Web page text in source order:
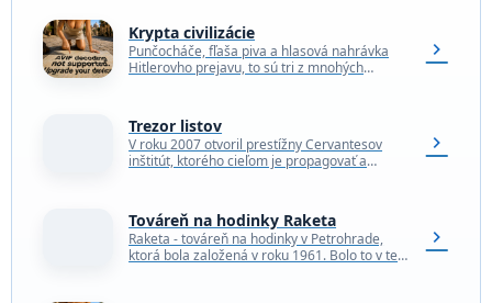
Krypta civilizácie
Punčocháče, fľaša piva a hlasová nahrávka
Hitlerovho prejavu, to sú tri z mnohých
chevron_right
Trezor listov
V roku 2007 otvoril prestížny Cervantesov
inštitút, ktorého cieľom je propagovať a
chevron_right
Továreň na hodinky Raketa
Raketa - továreň na hodinky v Petrohrade,
ktorá bola založená v roku 1961. Bolo to v ten
chevron_right